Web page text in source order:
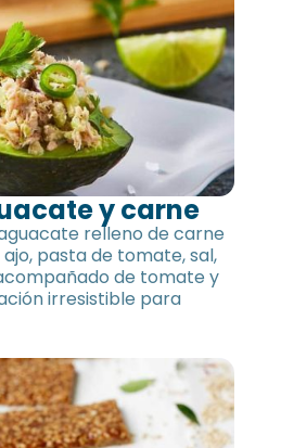
y carne
relleno de carne
pasta de tomate, sal,
de tomate y
irresistible para